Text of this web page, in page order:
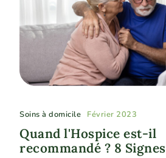
Soins à domicile Février 2023
Quand l'Hospice est-il
recommandé ? 8 Signes